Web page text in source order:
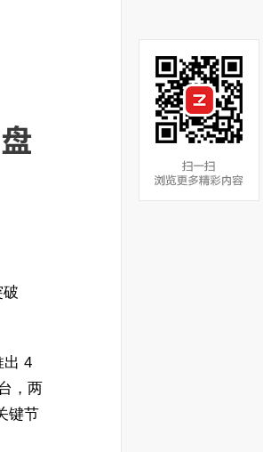
出 4
，两
键节